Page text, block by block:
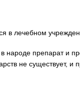
в лечебном
препарат и
не существует, и